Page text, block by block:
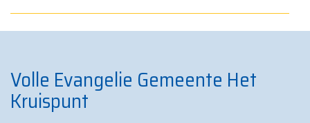
Volle Evangelie Gemeente Het
Kruispunt